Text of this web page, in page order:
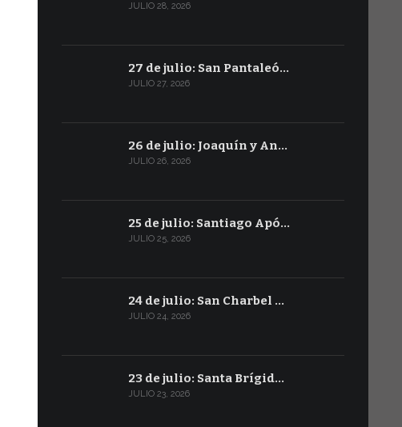
JULIO 28, 2026
27 de julio: San Pantaleó…
JULIO 27, 2026
26 de julio: Joaquín y An…
JULIO 26, 2026
25 de julio: Santiago Apó…
JULIO 25, 2026
24 de julio: San Charbel …
JULIO 24, 2026
23 de julio: Santa Brígid…
JULIO 23, 2026